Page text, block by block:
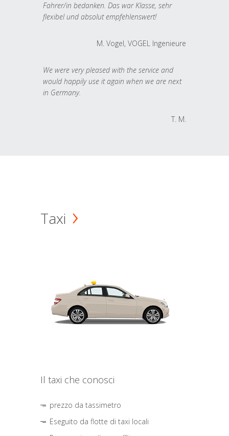
Fahrer/in bedanken. Das war Klasse, sehr
flexibel und absolut empfehlenswert!
M. Vogel, VOGEL Ingenieure
We were very pleased with the service and
would happily use it again when we are next
in Germany.
T. M.
Taxi
Il taxi che conosci
prezzo da tassimetro
Eseguito da flotte di taxi locali